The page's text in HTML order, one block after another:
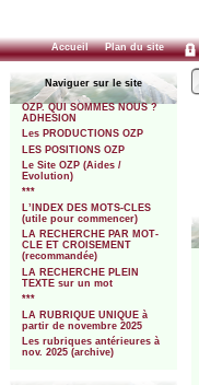
Accueil Plan du site
Naviguer sur le site
OZP. QUI SOMMES NOUS ?
ADHESION
Les PRODUCTIONS OZP
LES POSITIONS OZP
Le Site OZP (Aides /
Evolution)
***
L’INDEX DES MOTS-CLES
(utile pour commencer)
LA RECHERCHE PAR MOT-
CLE ET CROISEMENT
(recommandée)
LA RECHERCHE PLEIN
TEXTE sur un mot
***
LA RUBRIQUE UNIQUE à
partir de novembre 2025
Les rubriques antérieures à
nov. 2025 (archive)